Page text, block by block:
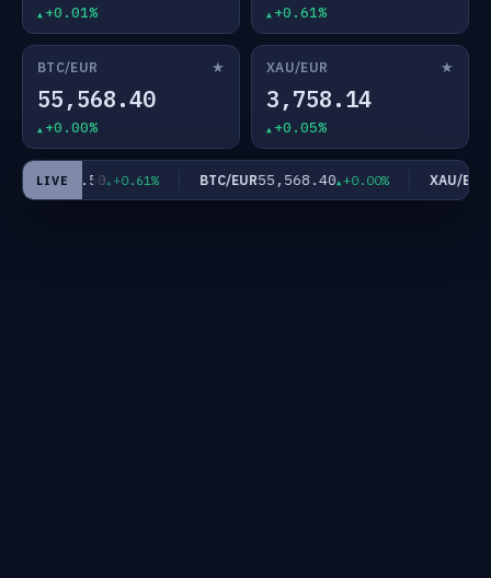
+0.01% +0.61%
BTC/EUR ★
55,568.40
+0.00%
XAU/EUR ★
3,758.14
+0.05%
LIVE
JPY183.50 +0.61% BTC/EUR55,568.40 +0.00% XAU/EUR